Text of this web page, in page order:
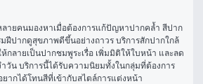
ลายคนมองหาเมื่อต้องการแก้ปัญหาปากคล้ำ สีปาก
ฝีปากดูสุขภาพดีขึ้นอย่างถาวร บริการสักปากใกล้
กลายเป็นปากชมพูระเรื่อ เพิ่มมิติให้ใบหน้า และลด
วัน บริการนี้ได้รับความนิยมทั้งในกลุ่มที่ต้องการ
ากได้โทนสีที่เข้ากับสไตล์การแต่งหน้า